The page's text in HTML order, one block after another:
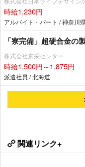
時給1,230円
アルバイト・パート / 神奈川県
「寮完備」超硬合金の
株式会社京栄センター
時給1,500円～1,875円
派遣社員 / 北海道
関連リンク+